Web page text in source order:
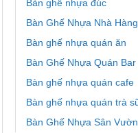
Bàn ghế nhựa đúc
Bàn Ghế Nhựa Nhà Hàng
Bàn ghế nhựa quán ăn
Bàn Ghế Nhựa Quán Bar
Bàn ghế nhựa quán cafe
Bàn ghế nhựa quán trà
Bàn Ghế Nhựa Sân Vườn